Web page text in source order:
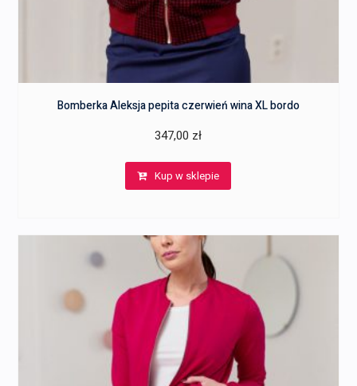
Bomberka Aleksja pepita czerwień wina XL bordo
347,00 zł
Kup w sklepie